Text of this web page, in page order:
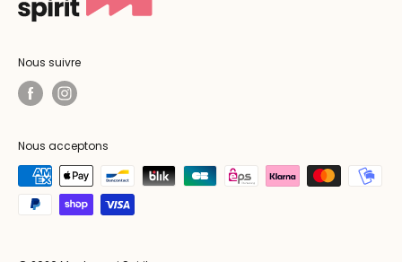
Nous suivre
Nous acceptons